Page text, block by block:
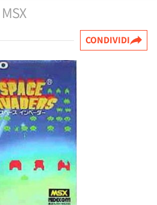
MSX
CONDIVIDI